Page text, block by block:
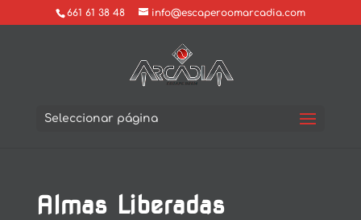
661 61 38 48 info@escaperoomarcadia.com
Seleccionar página
Almas Liberadas